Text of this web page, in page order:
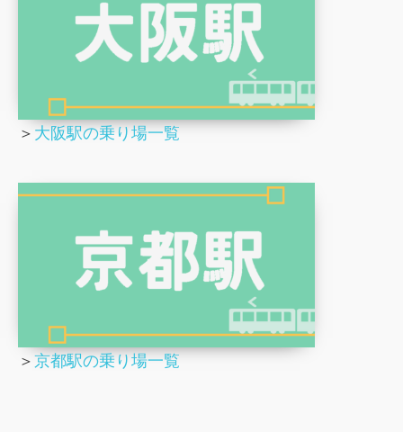
＞ 大阪駅の乗り場一覧
＞ 京都駅の乗り場一覧